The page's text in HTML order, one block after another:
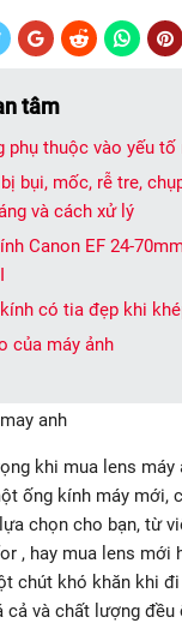
tâm
phụ thuộc vào yếu tố
bụi, mốc, rễ tre,
và cách xử lý
Canon EF 24-
có tia đẹp khi
của máy ảnh
khi mua lens máy
ống kính máy mới,
chọn cho bạn, từ
, hay mua lens mới
chút khó khăn khi
cả và chất lượng đều